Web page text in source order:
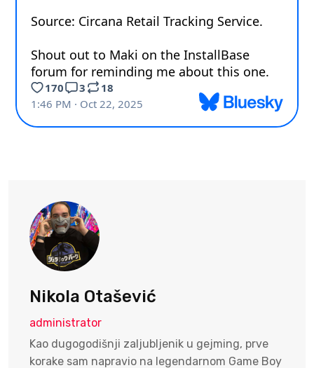
Nikola Otašević
administrator
Kao dugogodišnji zaljubljenik u gejming, prve
korake sam napravio na legendarnom Game Boy